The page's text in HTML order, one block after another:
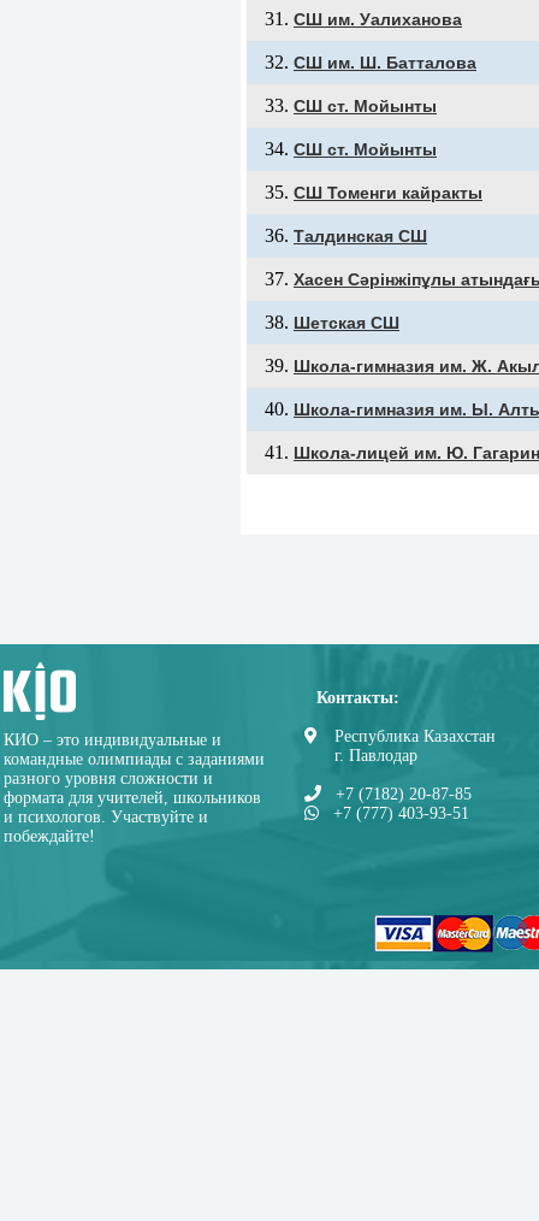
СШ им. Уалиханова
СШ им. Ш. Батталова
СШ ст. Мойынты
СШ ст. Мойынты
СШ Томенги кайракты
Талдинская СШ
Хасен Сәрінжіпұлы
Шетская СШ
Школа-гимназия им. Ж.
Школа-гимназия им. Ы.
Школа-лицей им. Ю.
КИО – это индивидуальные и
командные олимпиады с заданиями
разного уровня сложности и
формата для учителей, школьников
и психологов. Участвуйте и
побеждайте!
Контакты:
Республика Казахстан
г. Павлодар
+7 (7182) 20-87-85
+7 (777) 403-93-51